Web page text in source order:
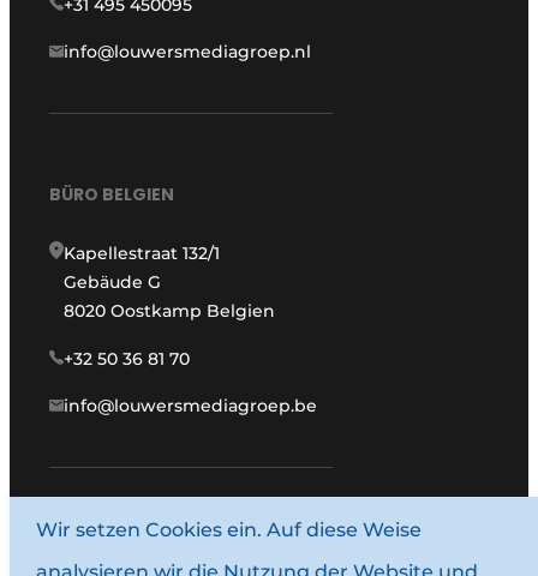
info@louwersmediagroep.nl
BÜRO BELGIEN
Kapellestraat 132/1
Gebäude G
8020 Oostkamp Belgien
+32 50 36 81 70
info@louwersmediagroep.be
www.louwersmediagroep.com
Wir setzen Cookies ein. Auf diese Weise